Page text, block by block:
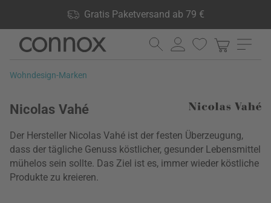
Gratis Paketversand ab 79 €
lagernd, 60 Tage Rückgaberecht
Direkt
Seiteninhalt
Direkt
Suchfeld
Wohndesign-Marken
Nicolas Vahé
Der Hersteller Nicolas Vahé ist der festen Überzeugung,
dass der tägliche Genuss köstlicher, gesunder Lebensmittel
mühelos sein sollte. Das Ziel ist es, immer wieder köstliche
Produkte zu kreieren.